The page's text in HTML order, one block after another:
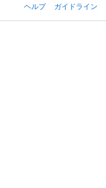
ヘルプ
ガイドライン